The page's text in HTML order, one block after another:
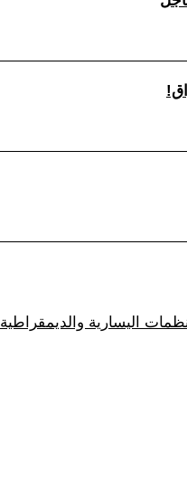
اليسارية والديمقراطية